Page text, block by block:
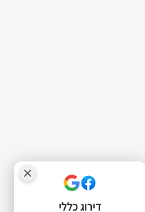
דירוג כללי